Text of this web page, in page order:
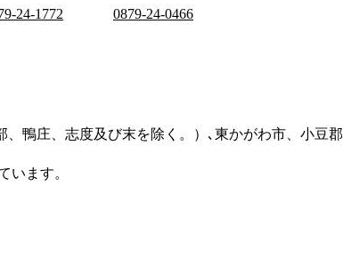
24-1772 0879-24-0466
、鴨庄、志度及び末を除く。）､東かがわ市、小豆郡
います。